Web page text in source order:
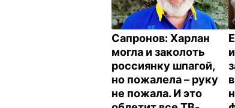
Сапронов: Харлан
могла и заколоть
россиянку шпагой,
но пожалела – руку
не пожала. И это